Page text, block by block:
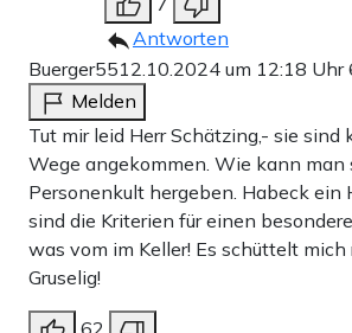
Antworten
Buerger5512.10.2024 um 12:18 Uhr
Melden
Tut mir leid Herr Schätzing,- sie sind
Wege angekommen. Wie kann man
Personenkult hergeben. Habeck ein
sind die Kriterien für einen
was vom im Keller! Es schüttelt
Gruselig!